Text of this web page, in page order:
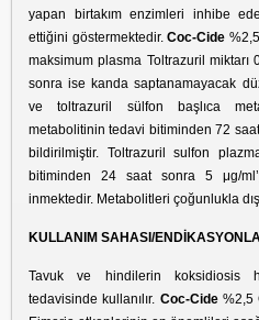
yapan birtakım enzimleri inhibe
ettiğini göstermektedir.Coc-Cide
maksimum plasma Toltrazuril
sonra ise kanda saptanamayacak
ve toltrazuril sülfon başlıca
metabolitinin tedavi bitiminden 72
bildirilmiştir. Toltrazuril sulfon
bitiminden 24 saat sonra 5 μg/
inmektedir. Metabolitleri çoğunlukla
KULLANIM SAHASI/
Tavuk ve hindilerin koksidiosis
tedavisinde kullanılır. Coc-Cide %2,5